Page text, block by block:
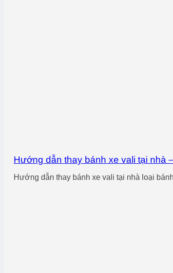
Hướng dẫn thay bánh xe vali tại nhà
Hướng dẫn thay bánh xe vali tại nhà loại